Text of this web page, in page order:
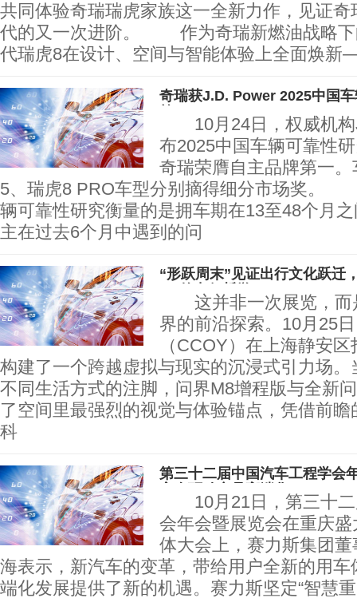
共同体验奇瑞瑞虎家族这一全新力作，见证奇
代的又一次进阶。 作为奇瑞新燃油战略下
代瑞虎8在设计、空间与智能体验上全面焕
奇瑞获J.D. Power 2025中国
10月24日，权威机构
布2025中国车辆可靠性
奇瑞荣膺自主品牌第一
5、瑞虎8 PRO车型分别摘得细分市场奖。
辆可靠性研究衡量的是拥车期在13至48个月
主在过去6个月中遇到的问
“形跃周末”见证出行文化跃迁
M7的出行哲学
这并非一次展览，而
界的前沿探索。10月25
（CCOY）在上海静安
构建了一个跨越虚拟与现实的沉浸式引力场
不同生活方式的注脚，问界M8增程版与全新
了空间里最强烈的视觉与体验锚点，凭借前
科
第三十二届中国汽车工程学会
10月21日，第三十二
会年会暨展览会在重庆
体大会上，赛力斯集团
海表示，新汽车的变革，带给用户全新的用
端化发展提供了新的机遇。赛力斯坚定“智慧